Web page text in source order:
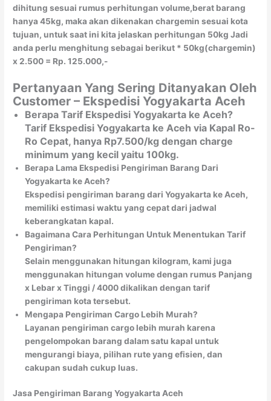
dihitung sesuai rumus perhitungan volume,berat barang
hanya 45kg, maka akan dikenakan chargemin sesuai kota
tujuan, untuk saat ini kita jelaskan perhitungan 50kg Jadi
anda perlu menghitung sebagai berikut * 50kg(chargemin)
x 2.500 = Rp. 125.000,-
Pertanyaan Yang Sering Ditanyakan Oleh
Customer – Ekspedisi Yogyakarta Aceh
Berapa Tarif Ekspedisi Yogyakarta ke Aceh?
Tarif Ekspedisi Yogyakarta ke Aceh via Kapal Ro-
Ro Cepat, hanya Rp7.500/kg dengan charge
minimum yang kecil yaitu 100kg.
Berapa Lama Ekspedisi Pengiriman Barang Dari
Yogyakarta ke Aceh?
Ekspedisi pengiriman barang dari Yogyakarta ke Aceh,
memiliki estimasi waktu yang cepat dari jadwal
keberangkatan kapal.
Bagaimana Cara Perhitungan Untuk Menentukan Tarif
Pengiriman?
Selain menggunakan hitungan kilogram, kami juga
menggunakan hitungan volume dengan rumus Panjang
x Lebar x Tinggi / 4000 dikalikan dengan tarif
pengiriman kota tersebut.
Mengapa Pengiriman Cargo Lebih Murah?
Layanan pengiriman cargo lebih murah karena
pengelompokan barang dalam satu kapal untuk
mengurangi biaya, pilihan rute yang efisien, dan
cakupan sudah cukup luas.
Jasa Pengiriman Barang Yogyakarta Aceh